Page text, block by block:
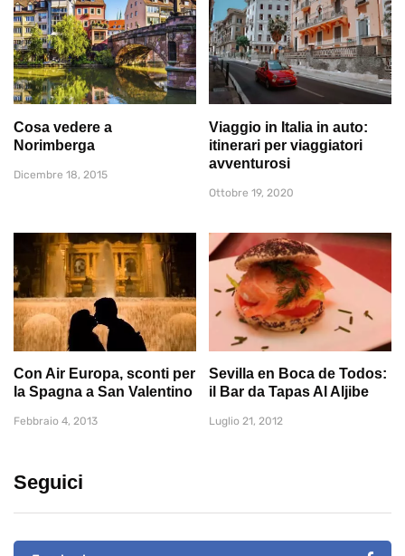
Cosa vedere a
Norimberga
Dicembre 18, 2015
Viaggio in Italia in auto:
itinerari per viaggiatori
avventurosi
Ottobre 19, 2020
Con Air Europa, sconti per
la Spagna a San Valentino
Febbraio 4, 2013
Sevilla en Boca de Todos:
il Bar da Tapas Al Aljibe
Luglio 21, 2012
Seguici